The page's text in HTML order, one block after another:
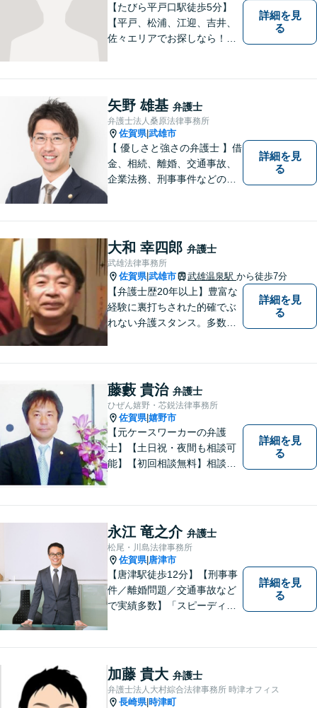
【たびら平戸口駅徒歩5分】
【平戸、松浦、江迎、吉井、
佐々エリアでお探しなら！】
ど、相談しやすい環境完備◎
地域の皆様のために活動する
弁護士。【駐車場あり】
詳細を見
る
矢野 雄基 弁護士
弁護士法人桑原法律事務所
佐賀県|武雄市
【 優しさと強さの弁護士 】借
金、相続、離婚、交通事故、
企業法務、刑事事件などのご
チーム体制による迅速で最適
なリーガルサービスを提供い
たします。
詳細を見
る
大和 幸四郎 弁護士
武雄法律事務所
佐賀県|武雄市 武雄温泉駅 から徒歩7分
【弁護士歴20年以上】豊富な
経験に裏打ちされた的確でぶ
れない弁護スタンス。多数の
法書士などとも連携しワンス
トップで解決。難事件には他
弁護士と協力も。元調停委
員。
詳細を見
る
藤藪 貴治 弁護士
ひぜん嬉野・芯鋭法律事務所
佐賀県|嬉野市
【元ケースワーカーの弁護
士】【土日祝・夜間も相談可
能】【初回相談無料】相談者
します。相続／離婚・男女問
題／交通事故／債務整理／労
働問題など幅広く対応可能で
す。
詳細を見
る
永江 竜之介 弁護士
松尾・川島法律事務所
佐賀県| 唐津市
【唐津駅徒歩12分】【刑事事
件／離婚問題／交通事故など
で実績多数】「スピーディで
合わせながらどのような解決
が望ましいのかを共に考えま
す。ぜひお気軽にご相談くだ
さい！【プライバシー完備】
詳細を見
る
加藤 貴大 弁護士
弁護士法人大村綜合法律事務所 時津オフィス
長崎県|時津町